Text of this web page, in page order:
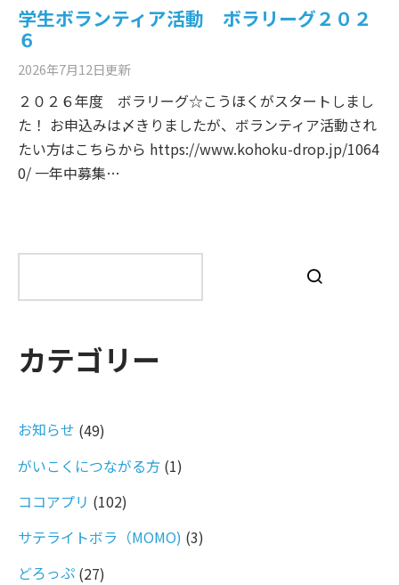
学生ボランティア活動 ボラリーグ２０２
６
2026年7月12日更新
２０２６年度 ボラリーグ☆こうほくがスタートしまし
た！ お申込みは〆きりましたが、ボランティア活動され
たい方はこちらから https://www.kohoku-drop.jp/1064
0/ 一年中募集…
カテゴリー
お知らせ (49)
がいこくにつながる方 (1)
ココアプリ (102)
サテライトボラ（MOMO) (3)
どろっぷ (27)